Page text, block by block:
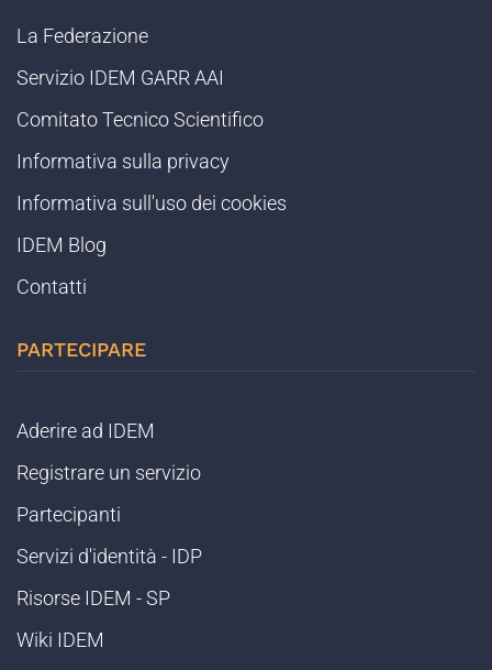
La Federazione
Servizio IDEM GARR AAI
Comitato Tecnico Scientifico
Informativa sulla privacy
Informativa sull'uso dei cookies
IDEM Blog
Contatti
PARTECIPARE
Aderire ad IDEM
Registrare un servizio
Partecipanti
Servizi d'identità - IDP
Risorse IDEM - SP
Wiki IDEM